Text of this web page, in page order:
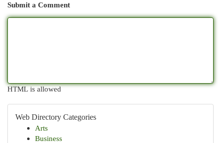
Submit a Comment
HTML is allowed
Web Directory Categories
Arts
Business